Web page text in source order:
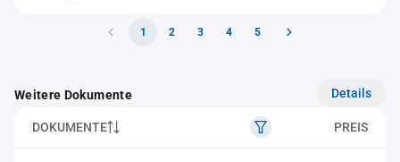
1 2 3 4 5
Weitere Dokumente Details
DOKUMENTE PREIS